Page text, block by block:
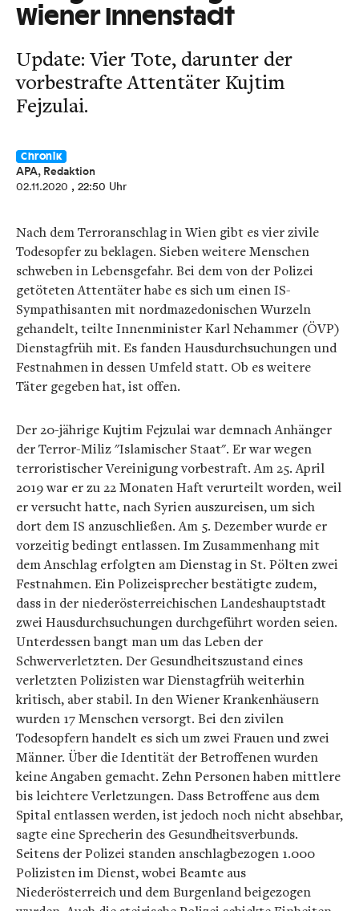
Wiener Innenstadt
Update: Vier Tote, darunter der
vorbestrafte Attentäter Kujtim
Fejzulai.
Chronik
APA, Redaktion
02.11.2020 , 22:50 Uhr
Nach dem Terroranschlag in Wien gibt es vier zivile
Todesopfer zu beklagen. Sieben weitere Menschen
schweben in Lebensgefahr. Bei dem von der Polizei
getöteten Attentäter habe es sich um einen IS-
Sympathisanten mit nordmazedonischen Wurzeln
gehandelt, teilte Innenminister Karl Nehammer (ÖVP)
Dienstagfrüh mit. Es fanden Hausdurchsuchungen und
Festnahmen in dessen Umfeld statt. Ob es weitere
Täter gegeben hat, ist offen.
Der 20-jährige Kujtim Fejzulai war demnach Anhänger
der Terror-Miliz "Islamischer Staat". Er war wegen
terroristischer Vereinigung vorbestraft. Am 25. April
2019 war er zu 22 Monaten Haft verurteilt worden, weil
er versucht hatte, nach Syrien auszureisen, um sich
dort dem IS anzuschließen. Am 5. Dezember wurde er
vorzeitig bedingt entlassen. Im Zusammenhang mit
dem Anschlag erfolgten am Dienstag in St. Pölten zwei
Festnahmen. Ein Polizeisprecher bestätigte zudem,
dass in der niederösterreichischen Landeshauptstadt
zwei Hausdurchsuchungen durchgeführt worden seien.
Unterdessen bangt man um das Leben der
Schwerverletzten. Der Gesundheitszustand eines
verletzten Polizisten war Dienstagfrüh weiterhin
kritisch, aber stabil. In den Wiener Krankenhäusern
wurden 17 Menschen versorgt. Bei den zivilen
Todesopfern handelt es sich um zwei Frauen und zwei
Männer. Über die Identität der Betroffenen wurden
keine Angaben gemacht. Zehn Personen haben mittlere
bis leichtere Verletzungen. Dass Betroffene aus dem
Spital entlassen werden, ist jedoch noch nicht absehbar,
sagte eine Sprecherin des Gesundheitsverbunds.
Seitens der Polizei standen anschlagbezogen 1.000
Polizisten im Dienst, wobei Beamte aus
Niederösterreich und dem Burgenland beigezogen